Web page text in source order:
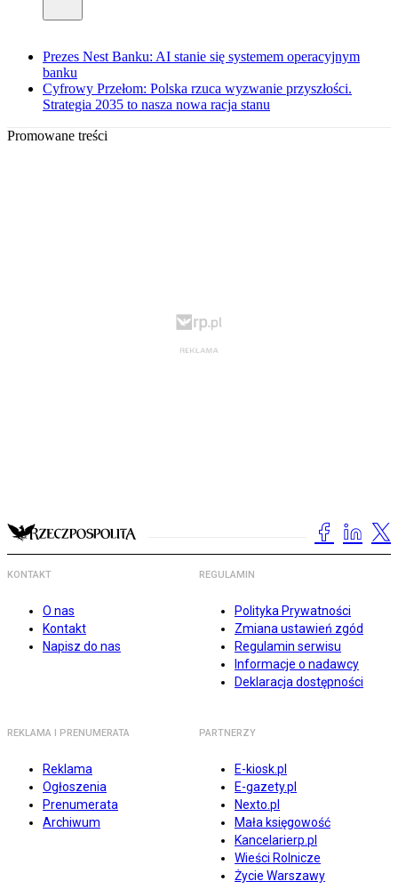
Prezes Nest Banku: AI stanie się systemem operacyjnym
banku
Cyfrowy Przełom: Polska rzuca wyzwanie przyszłości.
Strategia 2035 to nasza nowa racja stanu
Promowane treści
KONTAKT
O nas
Kontakt
Napisz do nas
REGULAMIN
Polityka Prywatności
Zmiana ustawień zgód
Regulamin serwisu
Informacje o nadawcy
Deklaracja dostępności
REKLAMA I PRENUMERATA
Reklama
Ogłoszenia
Prenumerata
Archiwum
PARTNERZY
E-kiosk.pl
E-gazety.pl
Nexto.pl
Mała księgowość
Kancelarierp.pl
Wieści Rolnicze
Życie Warszawy